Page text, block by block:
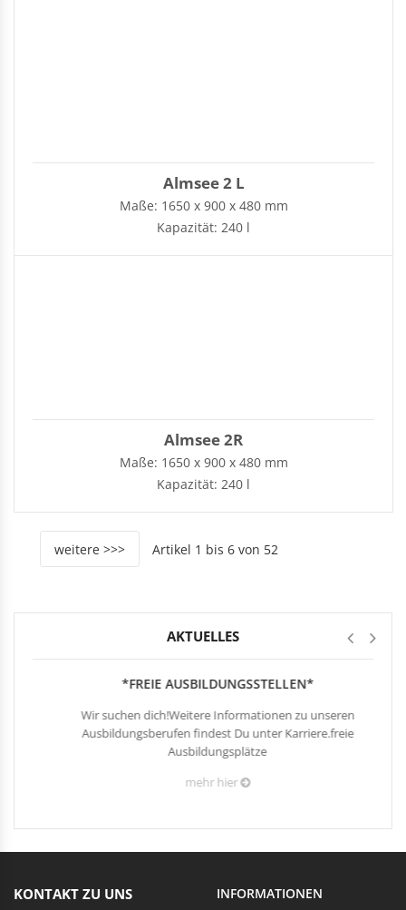
Almsee 2 L
Maße: 1650 x 900 x 480 mm
Kapazität: 240 l
Almsee 2R
Maße: 1650 x 900 x 480 mm
Kapazität: 240 l
weitere >>> Artikel 1 bis 6 von 52
AKTUELLES
*FREIE AUSBILDUNGSSTELLEN*
Wir suchen dich!Weitere Informationen zu unseren
Ausbildungsberufen findest Du unter Karriere.freie
Ausbildungsplätze
mehr hier
KONTAKT ZU UNS INFORMATIONEN